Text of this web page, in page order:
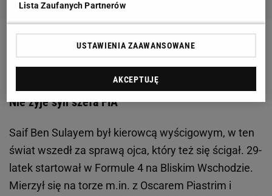
Zobacz wideoSłoweńcy już wkrótce mogą mieć
przewagę nad resztą świata w skokach
Nie żyje syn szefa FIA
Saif Ben Sulayem był kierowcą wyścigowym, w ten
świat wszedł za sprawą ojca, który też się ścigał. 29-
latek startował w Formule 4 na Bliskim Wschodzie.
Mierzył się na torze m.in. z Oscarem Piastrim i
Lista Zaufanych Partnerów
USTAWIENIA ZAAWANSOWANE
AKCEPTUJĘ